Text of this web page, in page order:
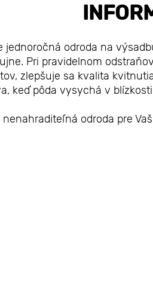
jednoročná odroda na
Pri pravidelnom
zlepšuje sa kvalita
keď pôda vysychá v
odroda pre